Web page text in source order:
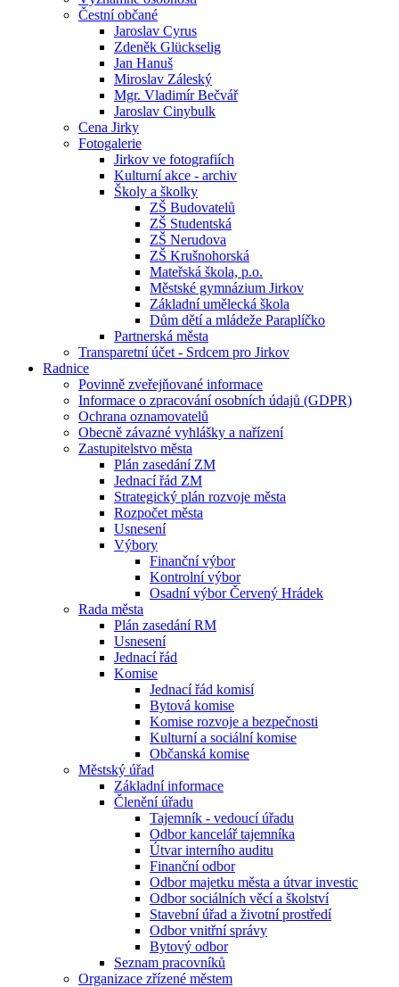
Čestní občané
Jaroslav Cyrus
Zdeněk Glückselig
Jan Hanuš
Miroslav Záleský
Mgr. Vladimír Bečvář
Jaroslav Cinybulk
Cena Jirky
Fotogalerie
Jirkov ve fotografiích
Kulturní akce - archiv
Školy a školky
ZŠ Budovatelů
ZŠ Studentská
ZŠ Nerudova
ZŠ Krušnohorská
Mateřská škola, p.o.
Městské gymnázium Jirkov
Základní umělecká škola
Dům dětí a mládeže Paraplíčko
Partnerská města
Transparetní účet - Srdcem pro Jirkov
Radnice
Povinně zveřejňované informace
Informace o zpracování osobních údajů (GDPR)
Ochrana oznamovatelů
Obecně závazné vyhlášky a nařízení
Zastupitelstvo města
Plán zasedání ZM
Jednací řád ZM
Strategický plán rozvoje města
Rozpočet města
Usnesení
Výbory
Finanční výbor
Kontrolní výbor
Osadní výbor Červený Hrádek
Rada města
Plán zasedání RM
Usnesení
Jednací řád
Komise
Jednací řád komisí
Bytová komise
Komise rozvoje a bezpečnosti
Kulturní a sociální komise
Občanská komise
Městský úřad
Základní informace
Členění úřadu
Tajemník - vedoucí úřadu
Odbor kancelář tajemníka
Útvar interního auditu
Finanční odbor
Odbor majetku města a útvar investic
Odbor sociálních věcí a školství
Stavební úřad a životní prostředí
Odbor vnitřní správy
Bytový odbor
Seznam pracovníků
Organizace zřízené městem